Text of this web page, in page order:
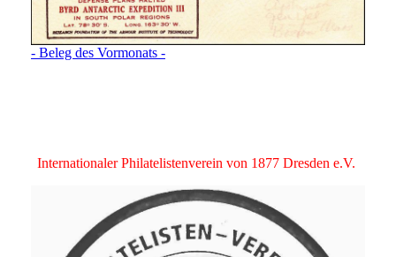
- Beleg des Vormonats -
Internationaler Philatelistenverein von 1877 Dresden e.V.